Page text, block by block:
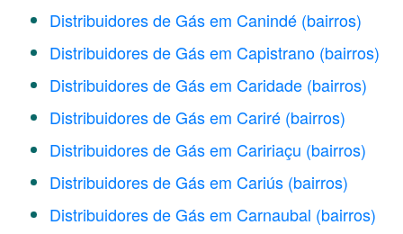
Distribuidores de Gás em Canindé (bairros)
Distribuidores de Gás em Capistrano (bairros)
Distribuidores de Gás em Caridade (bairros)
Distribuidores de Gás em Cariré (bairros)
Distribuidores de Gás em Caririaçu (bairros)
Distribuidores de Gás em Cariús (bairros)
Distribuidores de Gás em Carnaubal (bairros)